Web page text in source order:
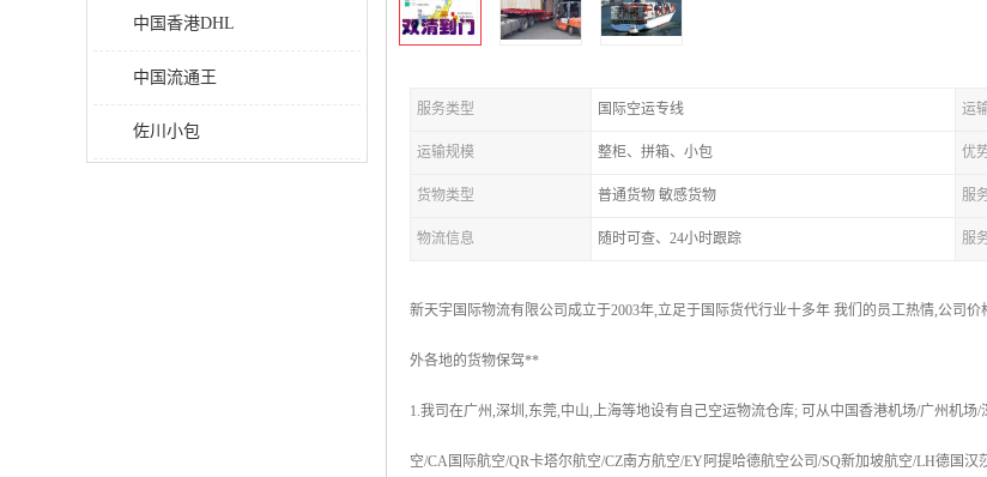
中国香港DHL
中国流通王
佐川小包
服务类型 国际空运专线 运
运输规模 整柜、拼箱、小包 优
货物类型 普通货物 敏感货物 服
物流信息 随时可查、24小时跟踪 服
新天宇国际物流有限公司成立于2003年,立足于国际货代行业十多年 我们的员工热情,公司
外各地的货物保驾**
1.我司在广州,深圳,东莞,中山,上海等地设有自己空运物流仓库; 可从中国香港机场/广州机
空/CA国际航空/QR卡塔尔航空/CZ南方航空/EY阿提哈德航空公司/SQ新加坡航空/LH德国